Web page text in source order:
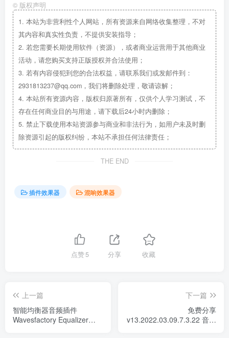
© 版权声明
1. 本站为非营利性个人网站，所有资源来自网络收集整理，不对
其内容和真实性负责，不提供安装指导；
2. 若您需要长期使用软件（资源），或者商业运营用于其他商业
活动，请您购买支持正版授权并合法使用；
3. 若有内容侵犯到您的合法权益，请联系我们或发邮件到：
2931813237@qq.com，我们将删除处理，敬请谅解；
4. 本站所有资源内容，版权归原著所有，仅供个人学习测试，不
存在任何商业目的与用途，请下载后24小时内删除；
5. 禁止下载使用本站资源参与商业和非法行为，如用户未及时删
除资源引起的版权纠纷，本站不承担任何法律责任；
THE END
插件效果器 混响效果器
点赞5 分享 收藏
上一篇
智能均衡器音频插件
Wavesfactory Equalizer
下一篇
免费分享
v13.2022.03.09.7.3.22 音频